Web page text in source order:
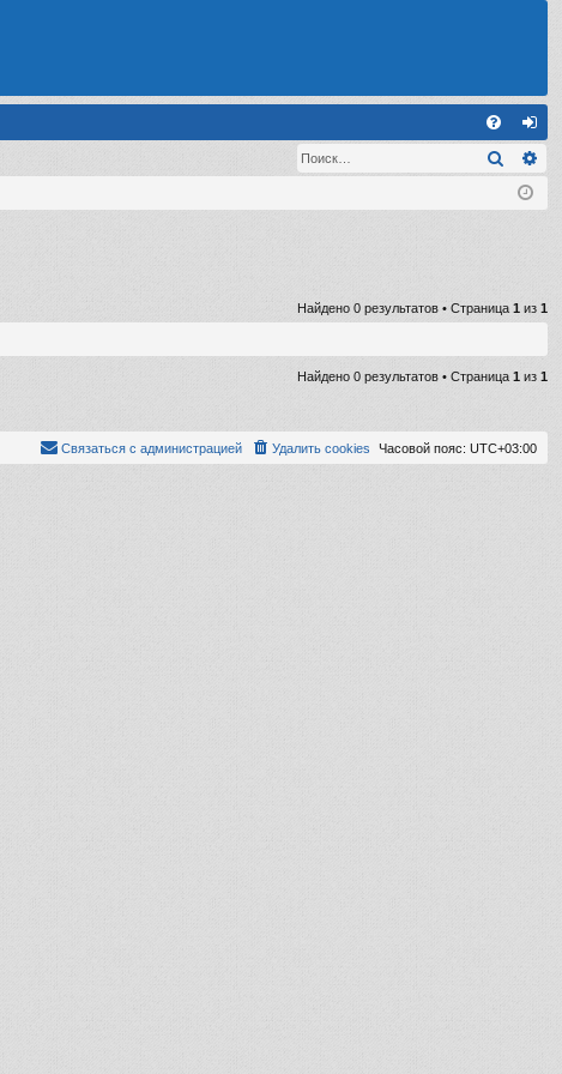
FA хо
д
Поиск
Найдено 0 результатов • Страница 1 из 1
Найдено 0 результатов • Страница 1 из 1
Часовой пояс: UTC+03:00
Удалить cookies
Связаться с администрацией